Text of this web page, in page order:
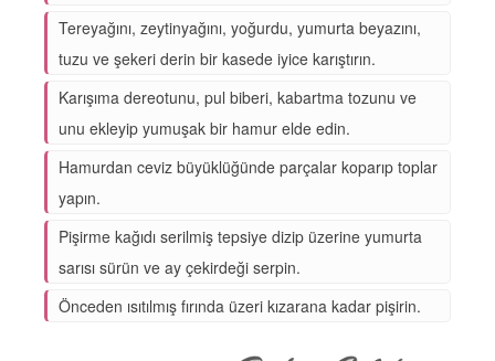
Tereyağını, zeytinyağını, yoğurdu, yumurta beyazını,
tuzu ve şekeri derin bir kasede iyice karıştırın.
Karışıma dereotunu, pul biberi, kabartma tozunu ve
unu ekleyip yumuşak bir hamur elde edin.
Hamurdan ceviz büyüklüğünde parçalar koparıp toplar
yapın.
Pişirme kağıdı serilmiş tepsiye dizip üzerine yumurta
sarısı sürün ve ay çekirdeği serpin.
Önceden ısıtılmış fırında üzeri kızarana kadar pişirin.